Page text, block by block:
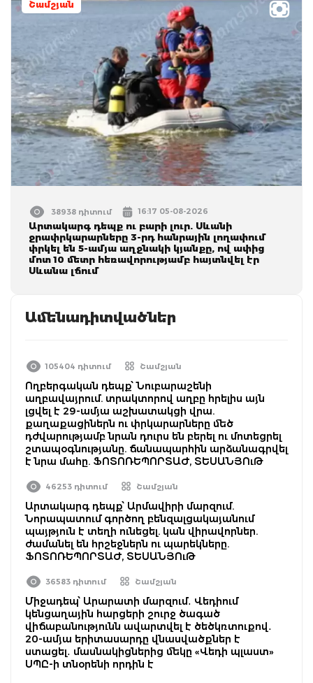
Շամշյան
38938 դիտում 16:17 05-08-2026
Արտակարգ դեպք ու բարի լուր. Սևանի
ջրափրկարարները 3-րդ հանրային լողափում
փրկել են 5-ամյա աղջնակի կյանքը, ով ափից
մոտ 10 մետր հեռավորությամբ հայտնվել էր
Սևանա լճում
Ամենադիտվածներ
105404 դիտում Շամշյան
Ողբերգական դեպք՝ Նուբարաշենի
աղբավայրում. տրակտորով աղբը հրելիս այն
լցվել է 29-ամյա աշխատակցի վրա.
քաղաքացիներն ու փրկարարները մեծ
դժվարությամբ նրան դուրս են բերել ու մոտեցրել
շտապօգնությանը. ճանապարհին արձանագրվել
է նրա մահը. ՖՈՏՈՌԵՊՈՐՏԱԺ, ՏԵՍԱՆՅՈւԹ
46253 դիտում Շամշյան
Արտակարգ դեպք՝ Արմավիրի մարզում.
Նորապատում գործող բենզալցակայանում
պայթյուն է տեղի ունեցել. կան վիրավորներ.
ժամանել են հրշեջներն ու պարեկները.
ՖՈՏՈՌԵՊՈՐՏԱԺ, ՏԵՍԱՆՅՈւԹ
36583 դիտում Շամշյան
Միջադեպ՝ Արարատի մարզում․ Վեդիում
կենցաղային հարցերի շուրջ ծագած
վիճաբանությունն ավարտվել է ծեծկռտուքով․
20-ամյա երիտասարդը վնասվածքներ է
ստացել․ մասնակիցներից մեկը «Վեդի պլաստ»
ՍՊԸ-ի տնօրենի որդին է